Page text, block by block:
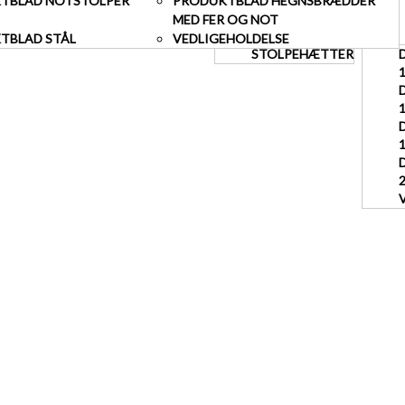
STOLPEHÆTTER
MED FER OG NOT
STÅL
VEDLIGEHOLDELSE